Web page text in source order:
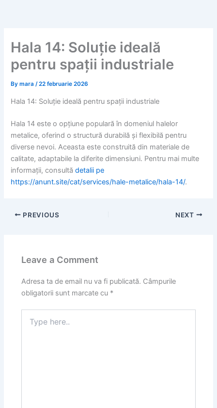
Hala 14: Soluție ideală
pentru spații industriale
Bymara/22 februarie 2026
Hala 14: Soluție ideală pentru spații industriale
Hala 14 este o opțiune populară în domeniul halelor
metalice, oferind o structură durabilă și flexibilă pentru
diverse nevoi. Aceasta este construită din materiale de
calitate, adaptabile la diferite dimensiuni. Pentru mai multe
informații, consultădetalii pe
https://anunt.site/cat/services/hale-metalice/hala-14/.
PREVIOUS NEXT
Leave a Comment
Adresa ta de email nu va fi publicată. Câmpurile
obligatorii sunt marcate cu *
here..